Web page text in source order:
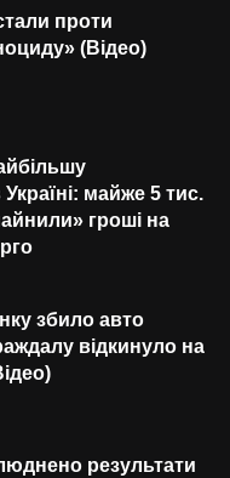
проти
(Відео)
майже 5 тис.
гроші на
збило авто
відкинуло на
результати